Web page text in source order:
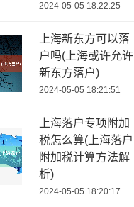
2024-05-05 18:22:25
上海新东方可以落
户吗(上海或许允许
新东方落户)
2024-05-05 18:21:51
上海落户专项附加
税怎么算(上海落户
附加税计算方法解
析)
2024-05-05 18:20:17